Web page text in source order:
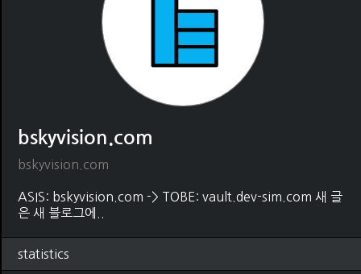
bskyvision.com
bskyvision.com
ASIS: bskyvision.com -> TOBE: vault.dev-sim.com 새 글
은 새 블로그에..
statistics